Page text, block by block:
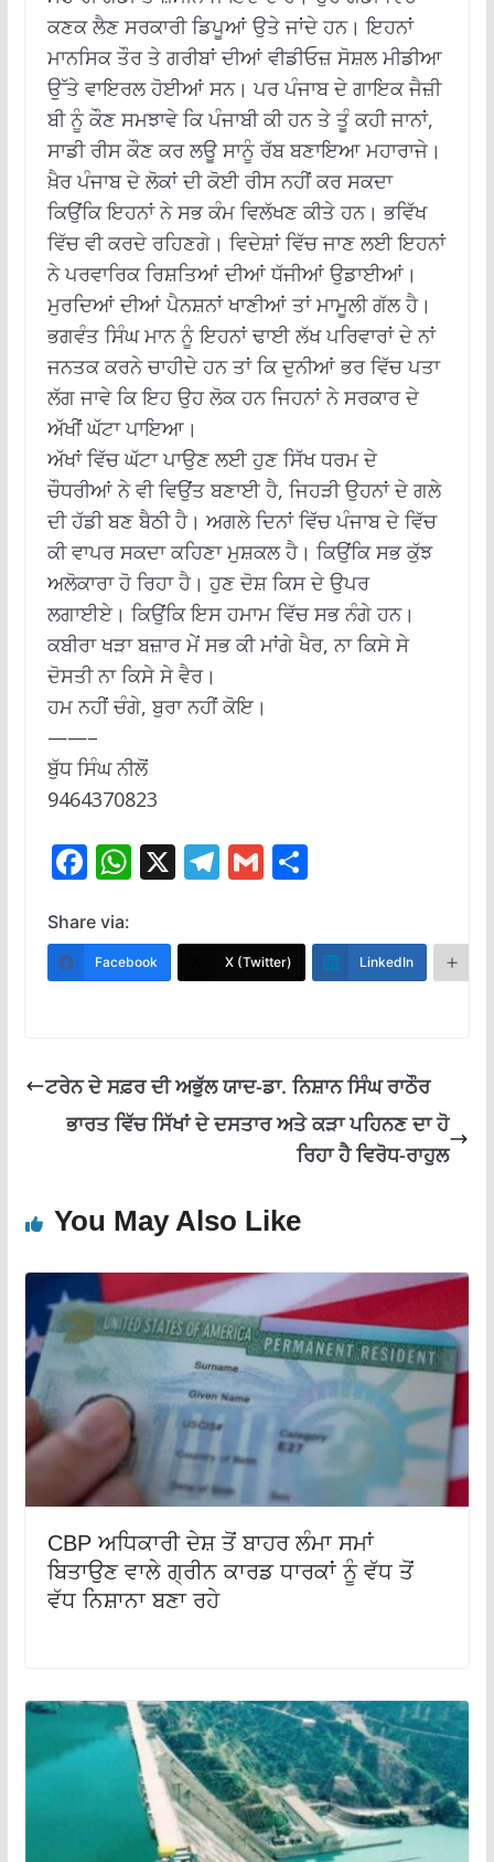
ਕਣਕ ਲੈਣ ਸਰਕਾਰੀ ਡਿਪੂਆਂ ਉਤੇ ਜਾਂਦੇ ਹਨ। ਇਹਨਾਂ
ਮਾਨਸਿਕ ਤੌਰ ਤੇ ਗਰੀਬਾਂ ਦੀਆਂ ਵੀਡੀਓਜ਼ ਸੋਸ਼ਲ ਮੀਡੀਆ
ਉੱਤੇ ਵਾਇਰਲ ਹੋਈਆਂ ਸਨ। ਪਰ ਪੰਜਾਬ ਦੇ ਗਾਇਕ ਜੈਜ਼ੀ
ਬੀ ਨੂੰ ਕੌਣ ਸਮਝਾਵੇ ਕਿ ਪੰਜਾਬੀ ਕੀ ਹਨ ਤੇ ਤੂੰ ਕਹੀ ਜਾਨਾਂ,
ਸਾਡੀ ਰੀਸ ਕੌਣ ਕਰ ਲਊ ਸਾਨੂੰ ਰੱਬ ਬਣਾਇਆ ਮਹਾਰਾਜੇ।
ਖ਼ੈਰ ਪੰਜਾਬ ਦੇ ਲੋਕਾਂ ਦੀ ਕੋਈ ਰੀਸ ਨਹੀਂ ਕਰ ਸਕਦਾ
ਕਿਉਂਕਿ ਇਹਨਾਂ ਨੇ ਸਭ ਕੰਮ ਵਿਲੱਖਣ ਕੀਤੇ ਹਨ। ਭਵਿੱਖ
ਵਿੱਚ ਵੀ ਕਰਦੇ ਰਹਿਣਗੇ। ਵਿਦੇਸ਼ਾਂ ਵਿੱਚ ਜਾਣ ਲਈ ਇਹਨਾਂ
ਨੇ ਪਰਵਾਰਿਕ ਰਿਸ਼ਤਿਆਂ ਦੀਆਂ ਧੱਜੀਆਂ ਉਡਾਈਆਂ।
ਮੁਰਦਿਆਂ ਦੀਆਂ ਪੈਨਸ਼ਨਾਂ ਖਾਣੀਆਂ ਤਾਂ ਮਾਮੂਲੀ ਗੱਲ ਹੈ।
ਭਗਵੰਤ ਸਿੰਘ ਮਾਨ ਨੂੰ ਇਹਨਾਂ ਢਾਈ ਲੱਖ ਪਰਿਵਾਰਾਂ ਦੇ ਨਾਂ
ਜਨਤਕ ਕਰਨੇ ਚਾਹੀਦੇ ਹਨ ਤਾਂ ਕਿ ਦੁਨੀਆਂ ਭਰ ਵਿੱਚ ਪਤਾ
ਲੱਗ ਜਾਵੇ ਕਿ ਇਹ ਉਹ ਲੋਕ ਹਨ ਜਿਹਨਾਂ ਨੇ ਸਰਕਾਰ ਦੇ
ਅੱਖੀਂ ਘੱਟਾ ਪਾਇਆ।
ਅੱਖਾਂ ਵਿੱਚ ਘੱਟਾ ਪਾਉਣ ਲਈ ਹੁਣ ਸਿੱਖ ਧਰਮ ਦੇ
ਚੌਧਰੀਆਂ ਨੇ ਵੀ ਵਿਉਂਤ ਬਣਾਈ ਹੈ, ਜਿਹੜੀ ਉਹਨਾਂ ਦੇ ਗਲੇ
ਦੀ ਹੱਡੀ ਬਣ ਬੈਠੀ ਹੈ। ਅਗਲੇ ਦਿਨਾਂ ਵਿੱਚ ਪੰਜਾਬ ਦੇ ਵਿੱਚ
ਕੀ ਵਾਪਰ ਸਕਦਾ ਕਹਿਣਾ ਮੁਸ਼ਕਲ ਹੈ। ਕਿਉਂਕਿ ਸਭ ਕੁੱਝ
ਅਲੋਕਾਰਾ ਹੋ ਰਿਹਾ ਹੈ। ਹੁਣ ਦੋਸ਼ ਕਿਸ ਦੇ ਉਪਰ
ਲਗਾਈਏ। ਕਿਉਂਕਿ ਇਸ ਹਮਾਮ ਵਿੱਚ ਸਭ ਨੰਗੇ ਹਨ।
ਕਬੀਰਾ ਖੜਾ ਬਜ਼ਾਰ ਮੇਂ ਸਭ ਕੀ ਮਾਂਗੇ ਖੈਰ, ਨਾ ਕਿਸੇ ਸੇ
ਦੋਸਤੀ ਨਾ ਕਿਸੇ ਸੇ ਵੈਰ।
ਹਮ ਨਹੀਂ ਚੰਗੇ, ਬੁਰਾ ਨਹੀਂ ਕੋਇ।
——–
ਬੁੱਧ ਸਿੰਘ ਨੀਲੋਂ
9464370823
F
e
b
k
W
at
s
p
X T
e
gr
G
ai
l
S
ar
e
Share via:
Facebook X (Twitter) LinkedIn
ਟਰੇਨ ਦੇ ਸਫ਼ਰ ਦੀ ਅਭੁੱਲ ਯਾਦ-ਡਾ. ਨਿਸ਼ਾਨ ਸਿੰਘ ਰਾਠੌਰ
ਭਾਰਤ ਵਿੱਚ ਸਿੱਖਾਂ ਦੇ ਦਸਤਾਰ ਅਤੇ ਕੜਾ ਪਹਿਨਣ ਦਾ ਹੋ
ਰਿਹਾ ਹੈ ਵਿਰੋਧ-ਰਾਹੁਲ
You May Also Like
CBP ਅਧਿਕਾਰੀ ਦੇਸ਼ ਤੋਂ ਬਾਹਰ ਲੰਮਾ ਸਮਾਂ
ਬਿਤਾਉਣ ਵਾਲੇ ਗ੍ਰੀਨ ਕਾਰਡ ਧਾਰਕਾਂ ਨੂੰ ਵੱਧ ਤੋਂ
ਵੱਧ ਨਿਸ਼ਾਨਾ ਬਣਾ ਰਹੇ